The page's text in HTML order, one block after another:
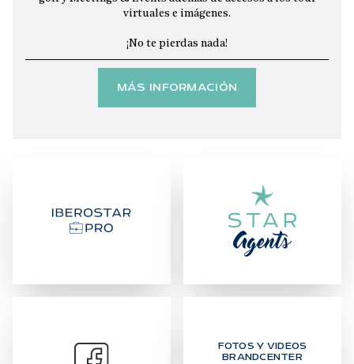
virtuales e imágenes.
¡No te pierdas nada!
MÁS INFORMACIÓN
FOTOS Y VIDEOS
BRANDCENTER